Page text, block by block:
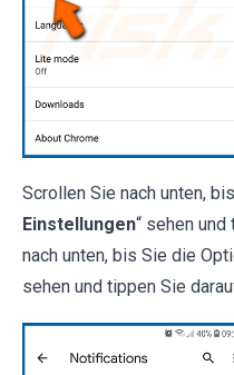
Scrollen Sie nach unten,
Einstellungen“ sehen
nach unten, bis Sie die
sehen und tippen Sie